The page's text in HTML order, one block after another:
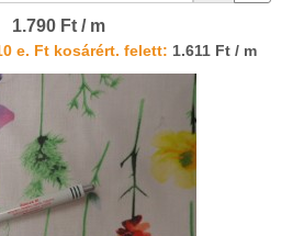
1.790 Ft / m
e. Ft kosárért. felett: 1.611 Ft / m